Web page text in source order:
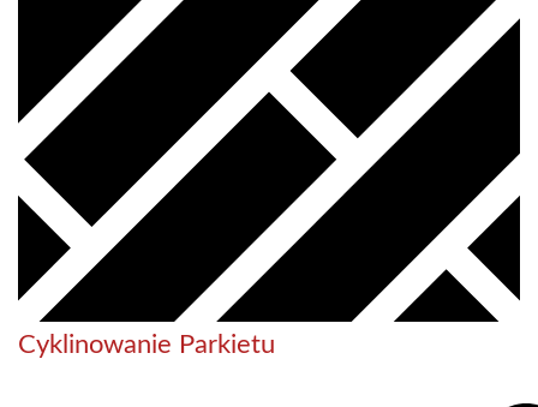
Cyklinowanie Parkietu